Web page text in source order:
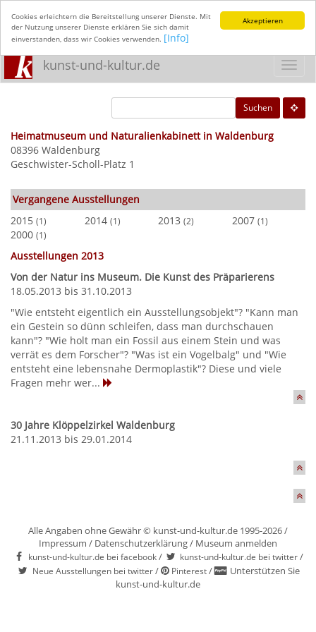
Akzeptieren
Cookies erleichtern die Bereitstellung unserer Dienste. Mit
der Nutzung unserer Dienste erklären Sie sich damit
einverstanden, dass wir Cookies verwenden. [Info]
kunst-und-kultur.de
Suchen
Heimatmuseum und Naturalienkabinett in Waldenburg
08396 Waldenburg
Geschwister-Scholl-Platz 1
Vergangene Ausstellungen
2015 (1) 2014 (1) 2013 (2) 2007 (1)
2000 (1)
Ausstellungen 2013
Von der Natur ins Museum. Die Kunst des Präparierens
18.05.2013 bis 31.10.2013
"Wie entsteht eigentlich ein Ausstellungsobjekt"? "Kann man
ein Gestein so dünn schleifen, dass man durchschauen
kann"? "Wie holt man ein Fossil aus einem Stein und was
verrät es dem Forscher"? "Was ist ein Vogelbalg" und "Wie
entsteht eine lebensnahe Dermoplastik"? Diese und viele
Fragen mehr wer...
30 Jahre Klöppelzirkel Waldenburg
21.11.2013 bis 29.01.2014
Alle Angaben ohne Gewähr © kunst-und-kultur.de 1995-2026 /
Impressum / Datenschutzerklärung/ Museum anmelden
kunst-und-kultur.de bei facebook/ kunst-und-kultur.de bei twitter/
Neue Ausstellungen bei twitter/ Pinterest/
Unterstützen Sie
kunst-und-kultur.de